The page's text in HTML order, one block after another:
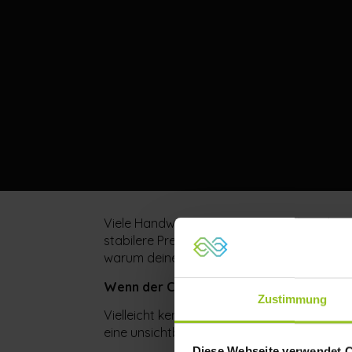
Zustimmung
Viele Handwerksunternehmer suchen die
stabilere Preise. Doch die harte Wahrheit
warum deine persönliche
Wenn der Chef zum Flaschenhals wird
Vielleicht kennst du das: Du arbeitest
eine unsichtbare Decke stoßen. Oft liegt